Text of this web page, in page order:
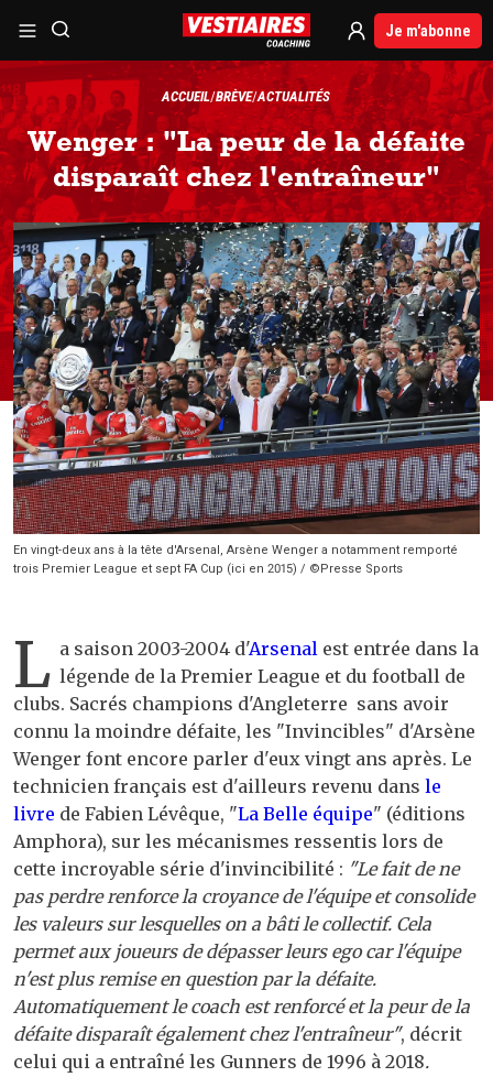
Je m'abonne
ACCUEIL BRÈVE ACTUALITÉS
Wenger : "La peur de la défaite
disparaît chez l'entraîneur"
En vingt-deux ans à la tête d'Arsenal, Arsène Wenger a notamment remporté
trois Premier League et sept FA Cup (ici en 2015) / ©Presse Sports
L a saison 2003-2004 d'Arsenal est entrée dans la
légende de la Premier League et du football de
clubs. Sacrés champions d'Angleterre sans avoir
connu la moindre défaite, les "Invincibles" d'Arsène
Wenger font encore parler d'eux vingt ans après. Le
technicien français est d'ailleurs revenu dans le
livre de Fabien Lévêque, "La Belle équipe" (éditions
Amphora), sur les mécanismes ressentis lors de
cette incroyable série d'invincibilité : "Le fait de ne
pas perdre renforce la croyance de l'équipe et consolide
les valeurs sur lesquelles on a bâti le collectif. Cela
permet aux joueurs de dépasser leurs ego car l'équipe
n'est plus remise en question par la défaite.
Automatiquement le coach est renforcé et la peur de la
défaite disparaît également chez l'entraîneur", décrit
celui qui a entraîné les Gunners de 1996 à 2018.